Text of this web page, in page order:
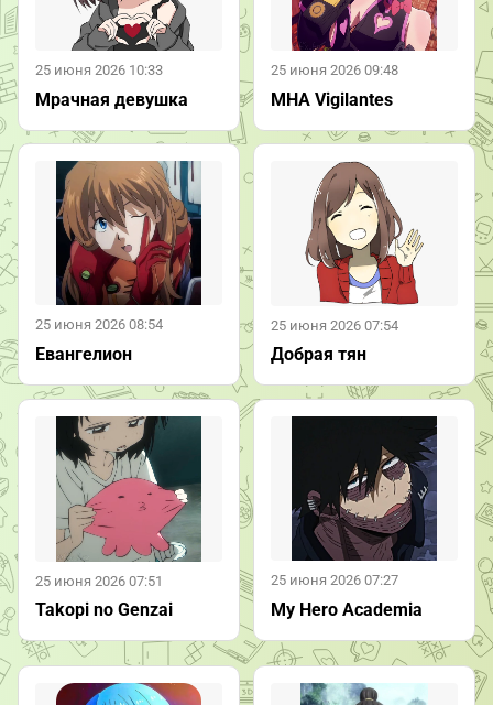
25 июня 2026 10:33
Мрачная девушка
25 июня 2026 09:48
MHA Vigilantes
25 июня 2026 08:54
Евангелион
25 июня 2026 07:54
Добрая тян
25 июня 2026 07:51
Takopi no Genzai
25 июня 2026 07:27
My Hero Academia